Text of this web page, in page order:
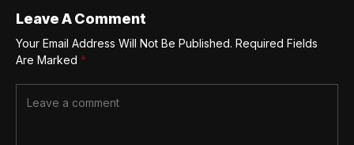
Leave A Comment
Your Email Address Will Not Be Published. Required Fields
Are Marked *